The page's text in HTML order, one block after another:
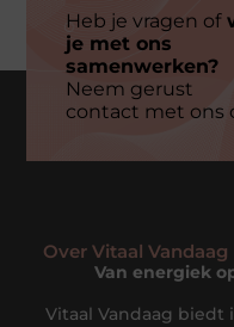
Heb je vragen of
je met ons
samenwerken?
Neem gerust
contact met ons
Over Vitaal Vandaag
Van energiek
Vitaal Vandaag